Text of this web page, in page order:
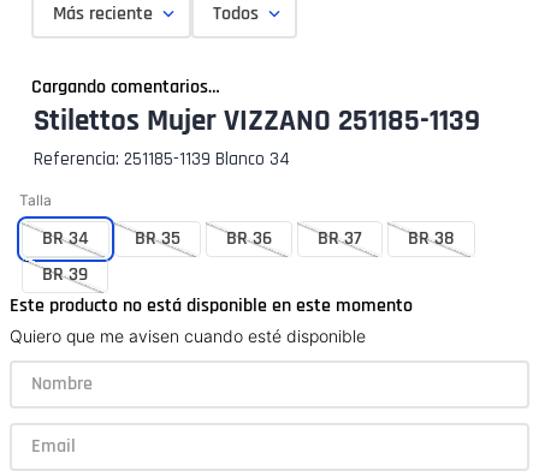
Más reciente Todos
Cargando comentarios…
Stilettos Mujer VIZZANO 251185-1139
Referencia: 251185-1139 Blanco 34
Talla
BR 34 BR 35 BR 36 BR 37
BR 38
BR 39
Este producto no está disponible en este momento
Quiero que me avisen cuando esté disponible